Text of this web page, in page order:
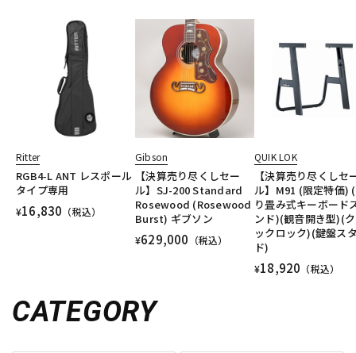
Ritter
RGB4-L ANT レスポール
タイプ専用
¥16,830 （税込）
Gibson
【決算売り尽くしセー
ル】SJ-200 Standard
Rosewood (Rosewood
Burst) ギブソン
¥629,000 （税込）
QUIK LOK
【決算売り尽くしセ
ル】M91 (限定特価)
り畳み式キーボード
ンド)(観音開き型)(
ックロック)(鍵盤ス
ド)
¥18,920 （税込）
CATEGORY